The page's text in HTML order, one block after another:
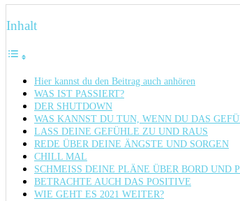
Inhalt
Hier kannst du den Beitrag auch anhören
WAS IST PASSIERT?
DER SHUTDOWN
WAS KANNST DU TUN, WENN DU DAS
LASS DEINE GEFÜHLE ZU UND RAUS
REDE ÜBER DEINE ÄNGSTE UND SORGEN
CHILL MAL
SCHMEISS DEINE PLÄNE ÜBER BORD UND
BETRACHTE AUCH DAS POSITIVE
WIE GEHT ES 2021 WEITER?